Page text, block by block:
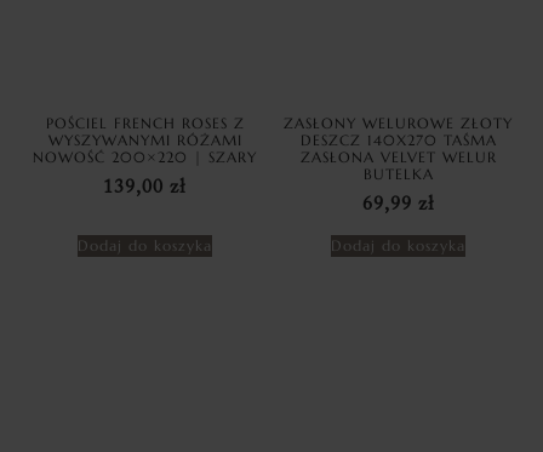
POŚCIEL FRENCH ROSES Z
WYSZYWANYMI RÓŻAMI
NOWOŚĆ 200×220 | SZARY
139,00 zł
Dodaj do koszyka
ZASŁONY WELUROWE ZŁOTY
DESZCZ 140X270 TAŚMA
ZASŁONA VELVET WELUR
BUTELKA
69,99 zł
Dodaj do koszyka